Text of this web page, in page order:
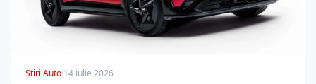
Știri Auto·14 iulie 2026